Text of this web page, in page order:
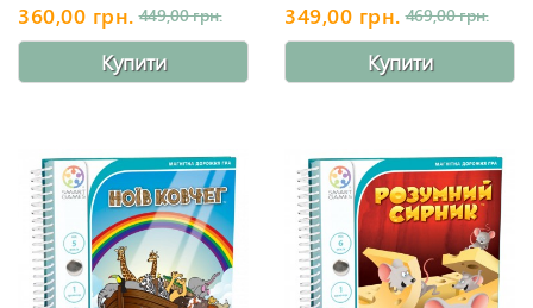
360,00 грн. 449,00 грн.
Купити
349,00 грн. 469,00 грн.
Купити